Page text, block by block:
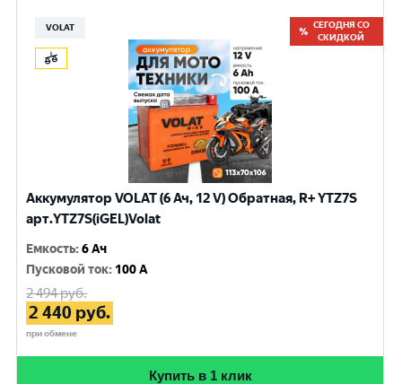
VOLAT
СЕГОДНЯ СО
СКИДКОЙ
Аккумулятор VOLAT (6 Ач, 12 V) Обратная, R+ YTZ7S
арт.YTZ7S(iGEL)Volat
Емкость:6 Ач
Пусковой ток: 100 A
2 494руб.
2 440 руб.
при обмене
Купить в 1 клик